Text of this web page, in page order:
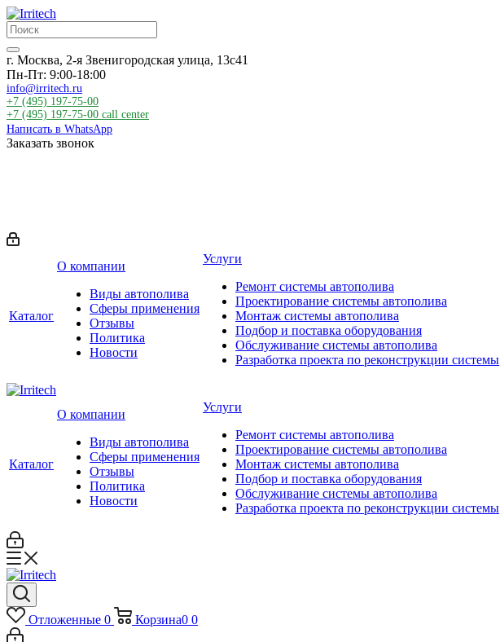
г. Москва, 2-я Звенигородская улица, 13с41
Пн-Пт: 9:00-18:00
info@irritech.ru
+7 (495) 197-75-00
+7 (495) 197-75-00 call center
Написать в WhatsApp
Заказать звонок
Каталог
О компании
Виды автополива
Сферы применения
Отзывы
Политика
Новости
Услуги
Ремонт системы автополива
Проектирование системы автополива
Монтаж системы автополива
Подбор и поставка оборудования
Обслуживание системы автополива
Разработка проекта по реконструкции системы
Каталог
О компании
Виды автополива
Сферы применения
Отзывы
Политика
Новости
Услуги
Ремонт системы автополива
Проектирование системы автополива
Монтаж системы автополива
Подбор и поставка оборудования
Обслуживание системы автополива
Разработка проекта по реконструкции системы
Отложенные 0 Корзина0 0